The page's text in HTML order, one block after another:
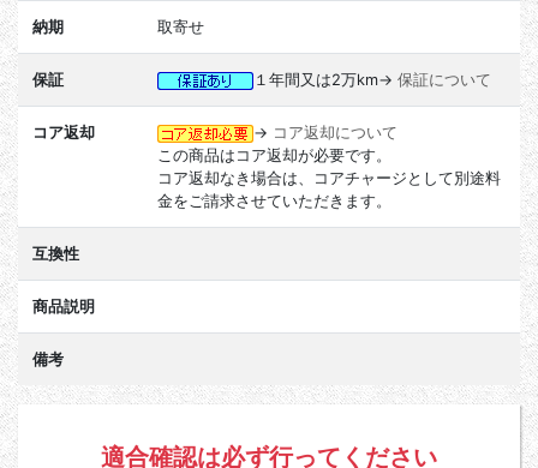
納期 取寄せ
保証 １年間又は2万km→ 保証について
コア返却 → コア返却について
この商品はコア返却が必要です。
コア返却なき場合は、コアチャージとして別途料
金をご請求させていただきます。
互換性
商品説明
備考
適合確認は必ず行ってください